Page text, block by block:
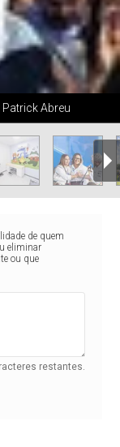
Abreu
de quem
eliminar
ou que
restantes.